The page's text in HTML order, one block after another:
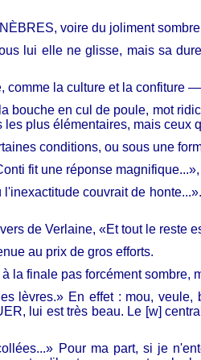
voire du joliment
lui elle ne glisse, mais sa
la culture et la confiture
en cul de poule, mot
plus élémentaires, mais ceux
conditions, ou sous une
fit une réponse
couvrait de
de Verlaine, «Et tout le reste
au prix de gros efforts.
la finale pas forcément sombre,
lèvres.» En effet : mou,
lui est très beau. Le [w]
Pour ma part, si je